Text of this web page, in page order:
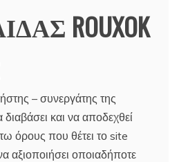
ROUXOK
– συνεργάτης της
διαβάσει και να αποδεχθεί
όρους που θέτει το site
αξιοποιήσει οποιαδήποτε